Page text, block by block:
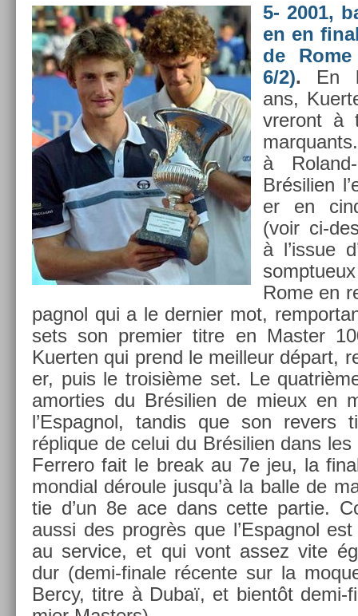
5- 2001,
en en
de
6/2). En
ans,
vreront à
à
Brésili­en
er en
(voir ci-
à l’issue
Rome en
pagnol qui a le de­rni­er mot,
sets son pre­mi­er titre en Mast­er
Kuert­en qui prend le meil­leur départ,
er, puis le troisiè­me set. Le
amort­ies du Brésili­en de mieux en
l’Es­pagnol, tan­dis que son re­v­ers
réplique de celui du Brésili­en dans
Fer­rero fait le break au 7e jeu, la
mon­di­al déroule jusqu’à la balle de
tie d’un 8e ace dans cette par­tie.
aussi des progrès que l’Es­pagnol
au ser­vice, et qui vont assez vite
dur (demi-finale récente sur la
Bercy, titre à Dubaï, et bientôt